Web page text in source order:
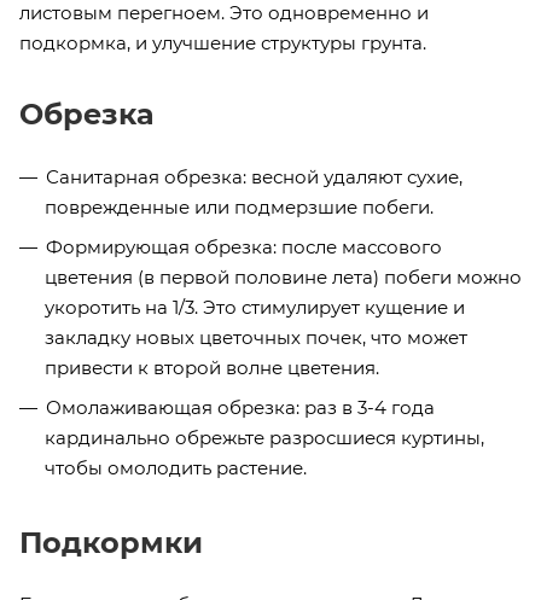
листовым перегноем. Это одновременно и
подкормка, и улучшение структуры грунта.
Обрезка
Санитарная обрезка: весной удаляют сухие,
поврежденные или подмерзшие побеги.
Формирующая обрезка: после массового
цветения (в первой половине лета) побеги можно
укоротить на 1/3. Это стимулирует кущение и
закладку новых цветочных почек, что может
привести к второй волне цветения.
Омолаживающая обрезка: раз в 3-4 года
кардинально обрежьте разросшиеся куртины,
чтобы омолодить растение.
Подкормки